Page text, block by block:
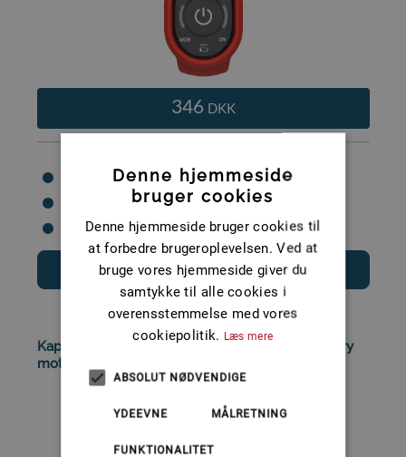
346 DKK
Model: 1st Mate kaptajn armbånd
Mærke: Mercury 1st Mate
Fabrikat: 0
Læs mere
Kaptajn FOB Kit (RØD, benyttes når der er Mercury
motor ..
Denne hjemmeside
bruger cookies
Denne hjemmeside bruger cookies til
at forbedre brugeroplevelsen. Ved at
bruge vores hjemmeside giver du
samtykke til alle cookies i
overensstemmelse med vores
cookiepolitik. Læs mere
ABSOLUT NØDVENDIGE
YDEEVNE MÅLRETNING
FUNKTIONALITET